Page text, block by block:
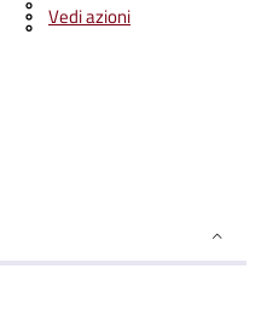
Vedi azioni